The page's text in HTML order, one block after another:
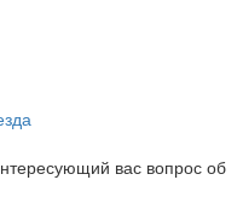
вас вопрос об